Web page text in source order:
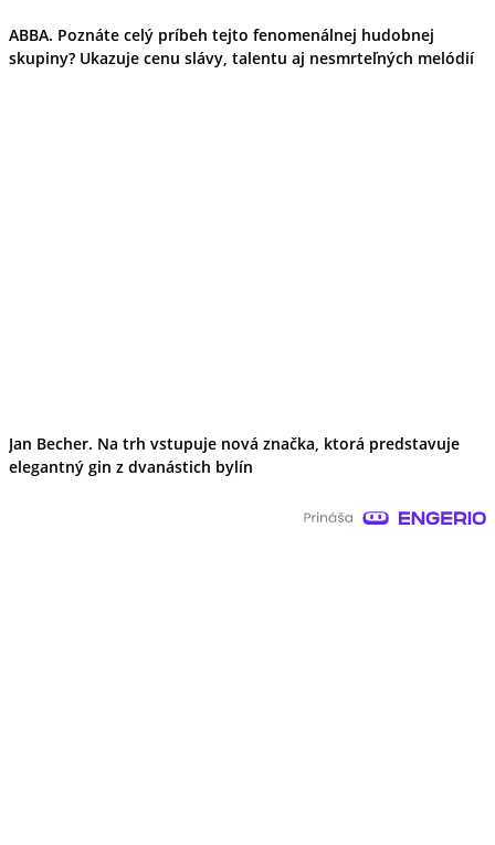
ABBA. Poznáte celý príbeh tejto fenomenálnej hudobnej
skupiny? Ukazuje cenu slávy, talentu aj nesmrteľných melódií
Jan Becher. Na trh vstupuje nová značka, ktorá predstavuje
elegantný gin z dvanástich bylín